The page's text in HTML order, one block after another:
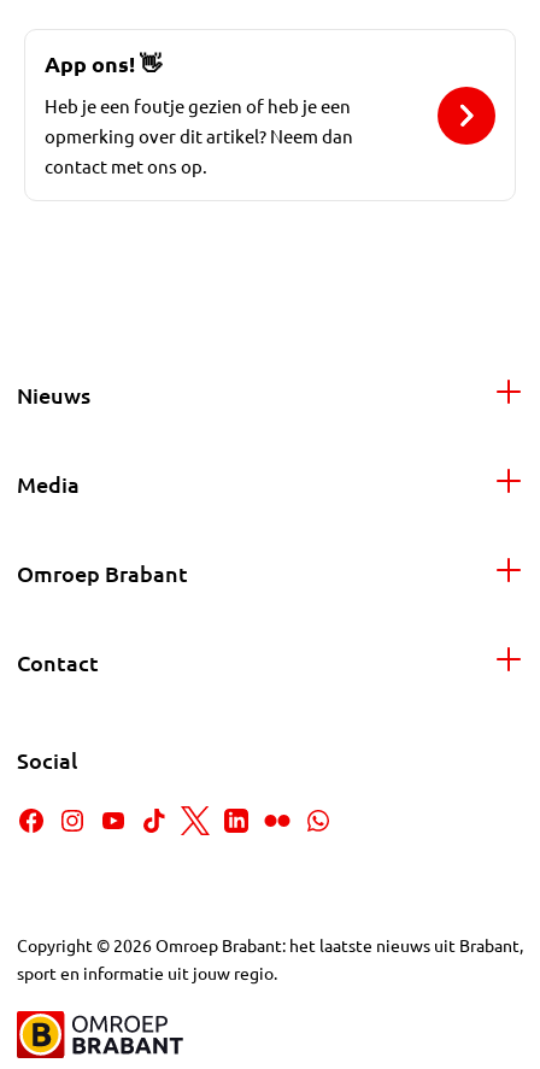
App ons!👋
Heb je een foutje gezien of heb je een
opmerking over dit artikel? Neem dan
contact met ons op.
Nieuws
Media
Omroep Brabant
Contact
Social
Copyright © 2026Omroep Brabant: het laatste nieuws uit Brabant,
sport en informatie uit jouw regio.